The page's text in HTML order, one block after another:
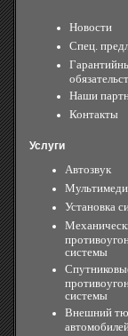
Новости
Спец.
Наши
Контакты
Услуги
Автозвук
Установка
системы
системы
Внешний